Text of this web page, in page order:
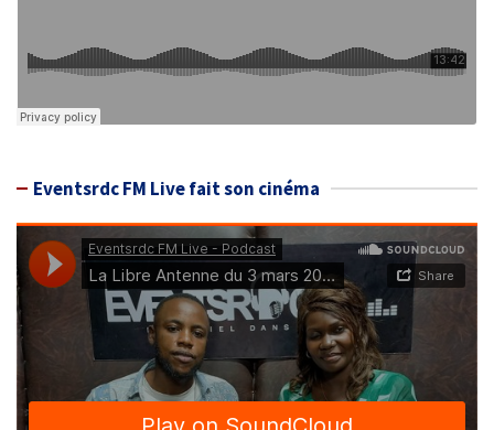
Eventsrdc FM Live fait son cinéma